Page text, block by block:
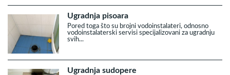
Ugradnja pisoara
Pored toga što su brojni vodoinstalateri, odnosno
vodoinstalaterski servisi specijalizovani za ugradnju
svih...
Ugradnja sudopere